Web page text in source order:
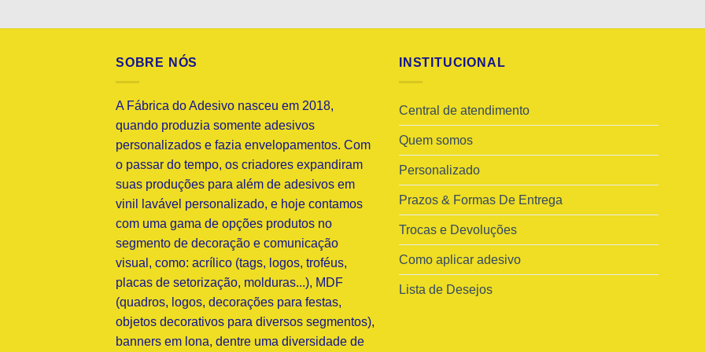
SOBRE NÓS
A Fábrica do Adesivo nasceu em 2018,
quando produzia somente adesivos
personalizados e fazia envelopamentos. Com
o passar do tempo, os criadores expandiram
suas produções para além de adesivos em
vinil lavável personalizado, e hoje contamos
com uma gama de opções produtos no
segmento de decoração e comunicação
visual, como: acrílico (tags, logos, troféus,
placas de setorização, molduras...), MDF
(quadros, logos, decorações para festas,
objetos decorativos para diversos segmentos),
banners em lona, dentre uma diversidade de
INSTITUCIONAL
Central de atendimento
Quem somos
Personalizado
Prazos & Formas De Entrega
Trocas e Devoluções
Como aplicar adesivo
Lista de Desejos